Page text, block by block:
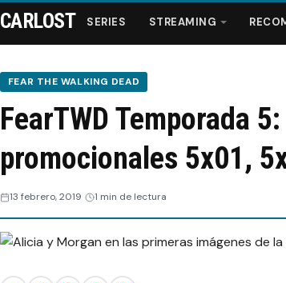
Series
Streaming
Videos
CARLOST SERIES STREAMING
FEAR THE WALKING DEAD
FearTWD Temporada
promocionales 5x01,
13 febrero, 2019 1 min de lectura